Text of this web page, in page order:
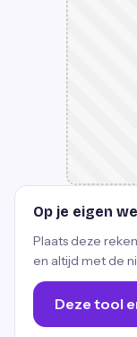
Op je eigen
Plaats deze
en altijd met de
Deze tool